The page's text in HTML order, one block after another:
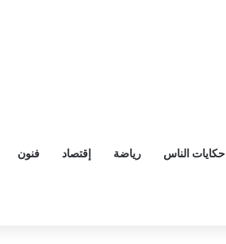
حكايات الناس رياضة إقتصاد فنون